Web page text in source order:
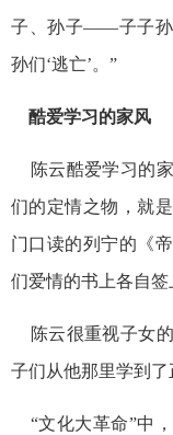
子、孙子——子子孙
孙们‘逃亡’。”
酷爱学习的家风
陈云酷爱学习的
们的定情之物，就
门口读的列宁的《
们爱情的书上各自签
陈云很重视子女
子们从他那里学到了
“文化大革命”中